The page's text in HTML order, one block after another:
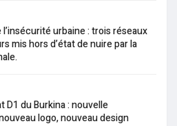
urbaine : trois réseaux
mis hors d’état de nuire par la
D1 du Burkina : nouvelle
logo, nouveau design